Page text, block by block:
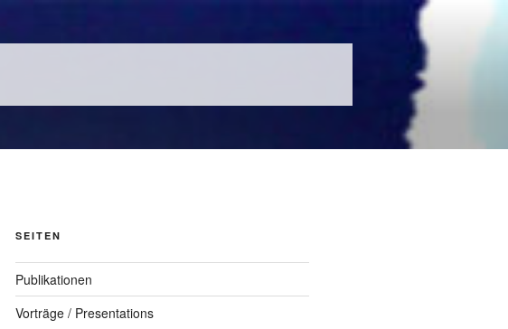
SEITEN
Publikationen
Vorträge / Presentations